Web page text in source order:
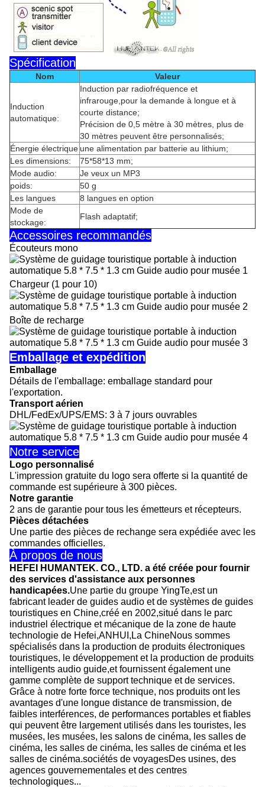
Spécification
Nom Valeur
Induction
automatique:
Induction par radiofréquence et
infrarouge,pour la demande à longue et à
courte distance;
Précision de 0,5 mètre à 30 mètres, plus de
30 mètres peuvent être personnalisés;
Énergie électrique une alimentation par batterie au lithium;
Les dimensions:
75*58*13 mm;
Mode audio:
Je veux un MP3
poids:
50 g
Les langues
8 langues en option
Mode de
stockage:
Flash adaptatif;
Accessoires recommandés
Écouteurs mono
Chargeur (1 pour 10)
Boîte de recharge
Emballage et expédition
Emballage
Détails de l'emballage: emballage standard pour
l'exportation.
Transport aérien
DHL/FedEx/UPS/EMS: 3 à 7 jours ouvrables
Notre service
Logo personnalisé
L'impression gratuite du logo sera offerte si la quantité de
commande est supérieure à 300 pièces.
Notre garantie
2 ans de garantie pour tous les émetteurs et récepteurs.
Pièces détachées
Une partie des pièces de rechange sera expédiée avec les
commandes officielles.
À propos de nous
HEFEI HUMANTEK. CO., LTD. a été créée pour fournir
des services d'assistance aux personnes
handicapées.Une partie du groupe YingTe,est un
fabricant leader de guides audio et de systèmes de guides
touristiques en Chine,créé en 2002,situé dans le parc
industriel électrique et mécanique de la zone de haute
technologie de Hefei,ANHUI,La ChineNous sommes
spécialisés dans la production de produits électroniques
touristiques, le développement et la production de produits
intelligents audio guide,et fournissent également une
gamme complète de support technique et de services.
Grâce à notre forte force technique, nos produits ont les
avantages d'une longue distance de transmission, de
faibles interférences, de performances portables et fiables
qui peuvent être largement utilisés dans les touristes, les
musées, les musées, les salons de cinéma, les salles de
cinéma, les salles de cinéma, les salles de cinéma et les
salles de cinéma.sociétés de voyagesDes usines, des
agences gouvernementales et des centres
technologiques...